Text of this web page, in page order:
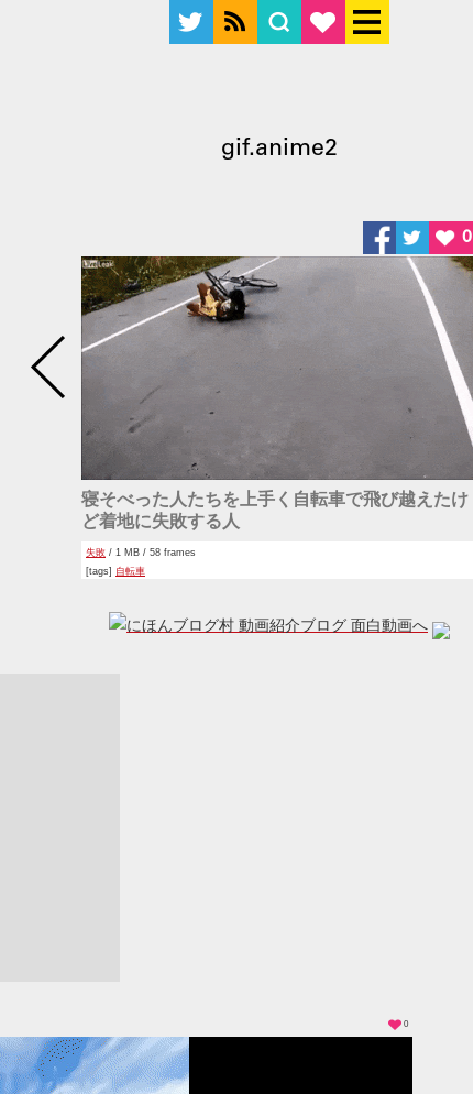
gif.anime2
寝そべった人たちを上手く自転車で飛び越えたけ
ど着地に失敗する人
失敗 / 1 MB / 58 frames
[tags] 自転車
0
0